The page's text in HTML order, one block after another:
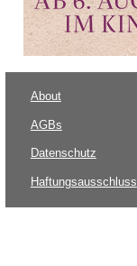
About
AGBs
Datenschutz
Haftungsausschluss